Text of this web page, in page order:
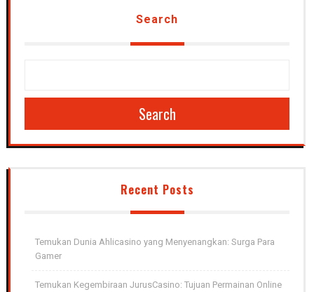
Search
Search
Recent Posts
Temukan Dunia Ahlicasino yang Menyenangkan: Surga Para
Gamer
Temukan Kegembiraan JurusCasino: Tujuan Permainan Online